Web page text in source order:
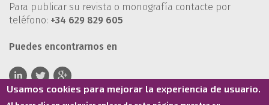
Para publicar su revista o monografía contacte por
teléfono: +34 629 829 605
Puedes encontrarnos en
Usamos cookies para mejorar la experiencia de usuario.